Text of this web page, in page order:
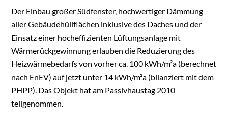
Der Einbau großer Südfenster, hochwertiger Dämmung
aller Gebäudehüllflächen inklusive des Daches und der
Einsatz einer hocheffizienten Lüftungsanlage mit
Wärmerückgewinnung erlauben die Reduzierung des
Heizwärmebedarfs von vorher ca. 100 kWh/m²a (berechnet
nach EnEV) auf jetzt unter 14 kWh/m²a (bilanziert mit dem
PHPP). Das Objekt hat am Passivhaustag 2010
teilgenommen.